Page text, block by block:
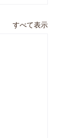
すべて表示